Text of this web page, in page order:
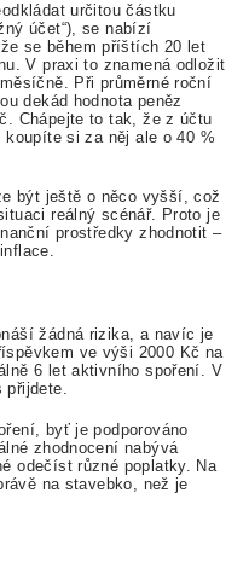
určitou částku
účet“), se nabízí
se během příštích 20 let
V praxi to znamená odložit
Při průměrné roční
dekád hodnota peněz
Chápejte to tak, že z účtu
si za něj ale o 40 %
být ještě o něco vyšší, což
reálný scénář. Proto je
prostředky zhodnotit –
žádná rizika, a navíc je
ve výši 2000 Kč na
6 let aktivního spoření. V
byť je podporováno
zhodnocení nabývá
odečíst různé poplatky. Na
na stavebko, než je